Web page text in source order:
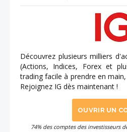
Découvrez plusieurs milliers
(Actions, Indices, Forex et
trading facile à prendre en
Rejoignez IG dès maintenant !
OUVRIR UN
74% des comptes des investisseurs